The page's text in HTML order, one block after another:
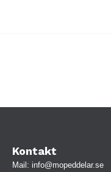
Kontakt
Mail: info@mopeddelar.se